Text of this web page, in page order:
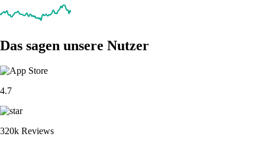
Das sagen unsere Nutzer
4.7
320k Reviews